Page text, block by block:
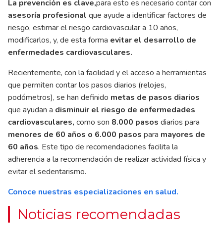
La prevención es clave,para esto es necesario contar con
asesoría profesional que ayude a identificar factores de
riesgo, estimar el riesgo cardiovascular a 10 años,
modificarlos, y, de esta forma evitar el desarrollo de
enfermedades cardiovasculares.
Recientemente, con la facilidad y el acceso a herramientas
que permiten contar los pasos diarios (relojes,
podómetros), se han definido metas de pasos diarios
que ayudan a disminuir el riesgo de enfermedades
cardiovasculares, como son 8.000 pasos diarios para
menores de 60 años o 6.000 pasos para mayores de
60 años. Este tipo de recomendaciones facilita la
adherencia a la recomendación de realizar actividad física y
evitar el sedentarismo.
Conoce nuestras especializaciones en salud.
Noticias recomendadas